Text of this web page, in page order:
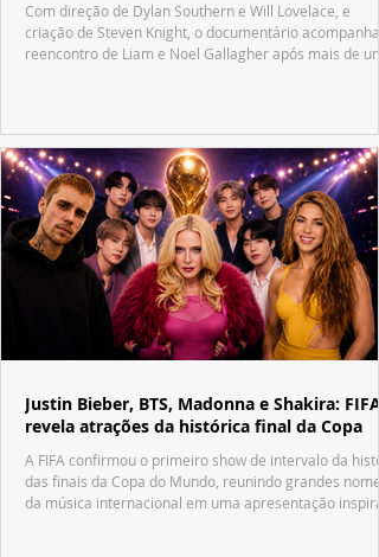
Com direção de Dylan Southern e Will Lovelace, e
criação de Steven Knight, o documentário acompanha
reencontro de Liam e Noel Gallagher após mais de
Justin Bieber, BTS, Madonna e Shakira: FIFA
revela atrações da histórica final da Copa
A FIFA confirmou o primeiro show de intervalo da
das finais da Copa do Mundo, reunindo grandes nomes
da música internacional em uma apresentação